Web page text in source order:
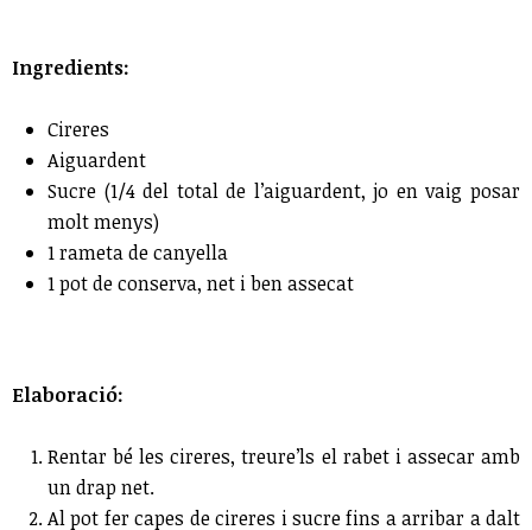
Ingredients:
Cireres
Aiguardent
Sucre (1/4 del total de l’aiguardent, jo en vaig posar
molt menys)
1 rameta de canyella
1 pot de conserva, net i ben assecat
Elaboració:
Rentar bé les cireres, treure’ls el rabet i assecar amb
un drap net.
Al pot fer capes de cireres i sucre fins a arribar a dalt